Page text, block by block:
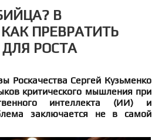
В
ПРЕВРАТИТЬ
РОСТА
Роскачества Сергей Кузьменко
критического мышления при
интеллекта (ИИ) и
заключается не в самой